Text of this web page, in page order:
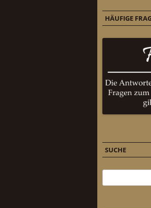
HÄUFIGE
SUCHE